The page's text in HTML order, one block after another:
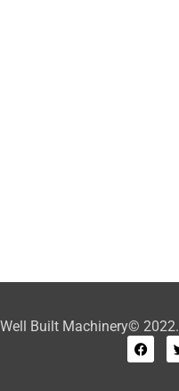
Well Built Machinery© 2022.